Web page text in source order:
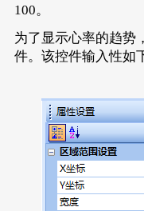
100。
为了显示心率的趋势
件。该控件输入性如